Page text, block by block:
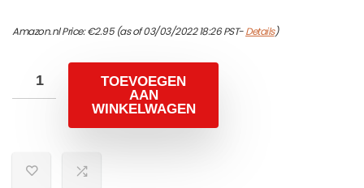
Amazon.nl Price:€2.95(as of 03/03/2022 18:26 PST-Details)
TOEVOEGEN
AAN
WINKELWAGEN